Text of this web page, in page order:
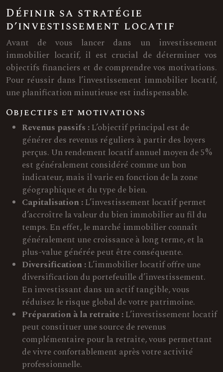
Définir sa stratégie
d’investissement locatif
Avant de vous lancer dans un investissement
immobilier locatif, il est crucial de déterminer vos
objectifs financiers et de comprendre vos motivations.
Pour réussir dans l’investissement immobilier locatif,
une planification minutieuse est indispensable.
Objectifs et motivations
Revenus passifs :L’objectif principal est de
générer des revenus réguliers à partir des loyers
perçus. Un rendement locatif annuel moyen de 5%
est généralement considéré comme un bon
indicateur, mais il varie en fonction de la zone
géographique et du type de bien.
Capitalisation :L’investissement locatif permet
d’accroître la valeur du bien immobilier au fil du
temps. En effet, le marché immobilier connaît
généralement une croissance à long terme, et la
plus-value générée peut être conséquente.
Diversification :L’immobilier locatif offre une
diversification du portefeuille d’investissement.
En investissant dans un actif tangible, vous
réduisez le risque global de votre patrimoine.
Préparation à la retraite :L’investissement locatif
peut constituer une source de revenus
complémentaire pour la retraite, vous permettant
de vivre confortablement après votre activité
professionnelle.